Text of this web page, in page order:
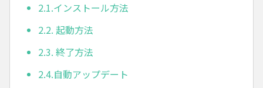
2.1.インストール方法
2.2. 起動方法
2.3. 終了方法
2.4.自動アップデート